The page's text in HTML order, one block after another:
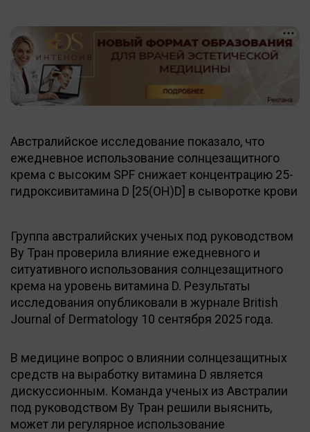
Австралийское исследование показало, что
ежедневное использование солнцезащитного
крема с высоким SPF снижает концентрацию 25-
гидроксивитамина D [25(OH)D] в сыворотке крови
Группа австралийских ученых под руководством
Ву Тран проверила влияние ежедневного и
ситуативного использования солнцезащитного
крема на уровень витамина D. Результаты
исследования опубликовали в журнале British
Journal of Dermatology 10 сентября 2025 года.
В медицине вопрос о влиянии солнцезащитных
средств на выработку витамина D является
дискуссионным. Команда ученых из Австралии
под руководством Ву Тран решили выяснить,
может ли регулярное использование